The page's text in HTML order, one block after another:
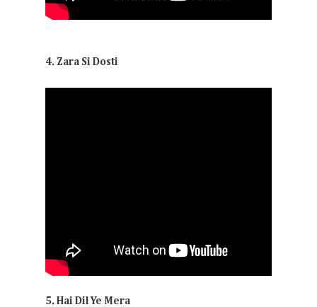
4. Zara Si Dosti
5. Hai Dil Ye Mera